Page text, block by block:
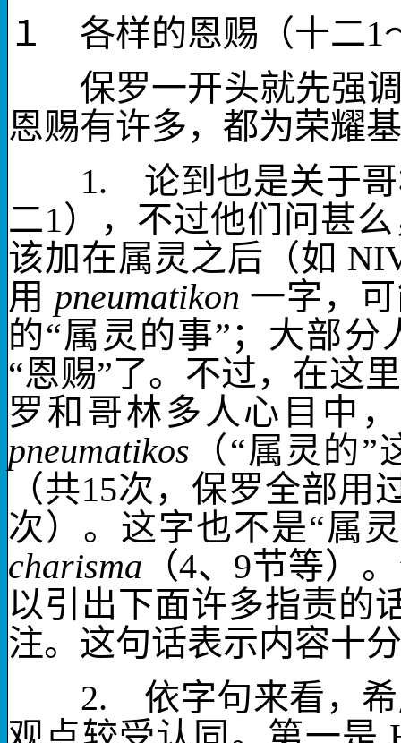
１ 各样的恩赐（十二1
保罗一开头就先强调
恩赐有许多，都为荣耀
1.
论到也是关于
二1），不过他们问甚
该加在属灵之后（如
用 pneumatikon 一字，
的“属灵的事”；大部分
“恩赐”了。不过，在这
罗和哥林多人心目中
pneumatikos （“属灵的
（共15次，保罗全部用
次）。这字也不是“属
charisma （4、 9节等）
以引出下面许多指责的
注。这句话表示内容十
2. 依字句来看，希